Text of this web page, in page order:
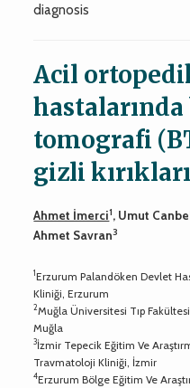
diagnosis
Acil
tomografi
gizli
Ahmet İmerci1, Umut
Ahmet Savran3
1Erzurum Palandöken Devlet
Kliniği, Erzurum
2Muğla Üniversitesi Tıp
Muğla
3İzmir Tepecik Eğitim Ve
Travmatoloji Kliniği, İzmir
4Erzurum Bölge Eğitim Ve